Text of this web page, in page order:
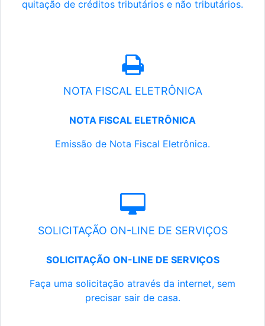
quitação de créditos tributários e não tributários.
NOTA FISCAL ELETRÔNICA
NOTA FISCAL ELETRÔNICA
Emissão de Nota Fiscal Eletrônica.
SOLICITAÇÃO ON-LINE DE SERVIÇOS
SOLICITAÇÃO ON-LINE DE SERVIÇOS
Faça uma solicitação através da internet, sem
precisar sair de casa.